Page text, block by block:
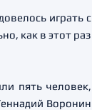
играть с
как в этот раз
пять человек,
Воронин